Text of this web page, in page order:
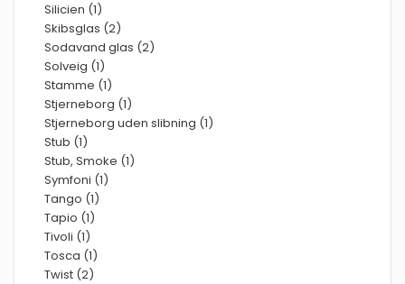
Silicien (1)
Skibsglas (2)
Sodavand glas (2)
Solveig (1)
Stamme (1)
Stjerneborg (1)
Stjerneborg uden slibning (1)
Stub (1)
Stub, Smoke (1)
Symfoni (1)
Tango (1)
Tapio (1)
Tivoli (1)
Tosca (1)
Twist (2)